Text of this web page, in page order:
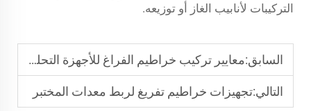
التركيبات لأنابيب الغاز أو توزيعه.
السابق:معايير تركيب خراطيم الفراغ للأجهزة التحليلية
التالي:تجهيزات خراطيم تفريغ لربط معدات المختبر